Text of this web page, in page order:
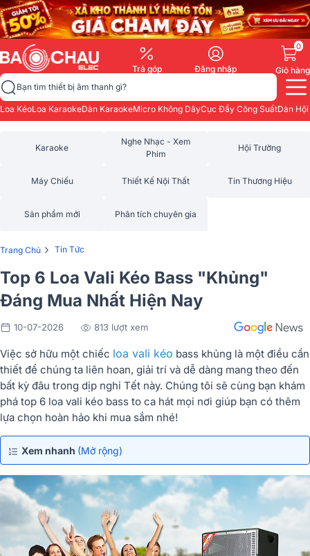
Trả góp Đăng nhập
0
Giỏ hàng
Bạn tìm thiết bị âm thanh gì?
Loa KéoLoa KaraokeDàn KaraokeMicro Không DâyCục Đẩy Công SuấtDàn
Karaoke
Nghe Nhạc - Xem
Phim
Hội Trường
Máy Chiếu Thiết Kế Nội Thất Tin Thương Hiệu
Sản phẩm mới Phân tích chuyên gia
Trang Chủ › Tin Tức
Top 6 Loa Vali Kéo Bass "Khủng"
Đáng Mua Nhất Hiện Nay
10-07-2026 813 lượt xem
Việc sở hữu một chiếc loa vali kéo bass khủng là một điều cần
thiết để chúng ta liên hoan, giải trí và dễ dàng mang theo đến
bất kỳ đâu trong dịp nghỉ Tết này. Chúng tôi sẽ cùng bạn khám
phá top 6 loa vali kéo bass to ca hát mọi nơi giúp bạn có thêm
lựa chọn hoàn hảo khi mua sắm nhé!
Xem nhanh (Mở rộng)